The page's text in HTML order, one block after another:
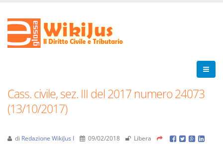
Cass. civile, sez. III del 2017 numero 24073
(13/10/2017)
di Redazione WikiJus I 09/02/2018 Libera